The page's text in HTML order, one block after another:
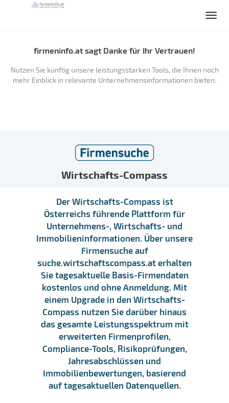
firmeninfo.at sagt Danke für Ihr Vertrauen!
Nutzen Sie künftig unsere leistungsstarken Tools, die Ihnen noch
mehr Einblick in relevante Unternehmensinformationen bieten.
Wirtschafts-Compass
Der Wirtschafts-Compass ist
Österreichs führende Plattform für
Unternehmens-, Wirtschafts- und
Immobilieninformationen. Über unsere
Firmensuche auf
suche.wirtschaftscompass.at erhalten
Sie tagesaktuelle Basis-Firmendaten
kostenlos und ohne Anmeldung. Mit
einem Upgrade in den Wirtschafts-
Compass nutzen Sie darüber hinaus
das gesamte Leistungsspektrum mit
erweiterten Firmenprofilen,
Compliance-Tools, Risikoprüfungen,
Jahresabschlüssen und
Immobilienbewertungen, basierend
auf tagesaktuellen Datenquellen.